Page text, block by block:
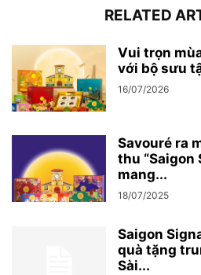
RELATED
Vui trọn
với bộ sưu
16/07/2026
Savouré ra
thu “Saigon
mang...
18/07/2025
Saigon
quà tặng
Sài...